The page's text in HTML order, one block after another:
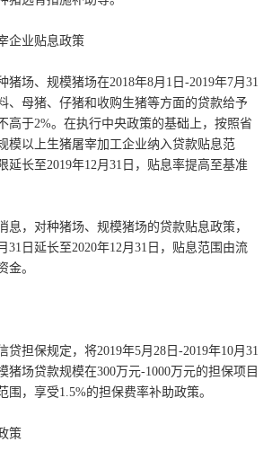
企业贴息政策
猪场、规模猪场在2018年8月1日-2019年7月31
、母猪、仔猪和收购生猪等方面的贷款给予
高于2%。在执行中央政策的基础上，按照省
模以上生猪屠宰加工企业纳入贷款贴息范
延长至2019年12月31日，贴息率提高至基准
息，对种猪场、规模猪场的贷款贴息政策，
31日延长至2020年12月31日，贴息范围由流
金。
贷担保规定，将2019年5月28日-2019年10月31
猪场贷款规模在300万元-1000万元的担保项目
围，享受1.5%的担保费率补助政策。
策